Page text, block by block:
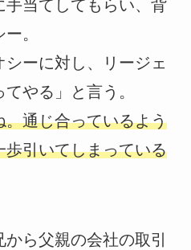
当てしてもらい、背
。
ーに対し、リージェ
やる」と言う。
通じ合っているよう
引いてしまっている
ら父親の会社の取引